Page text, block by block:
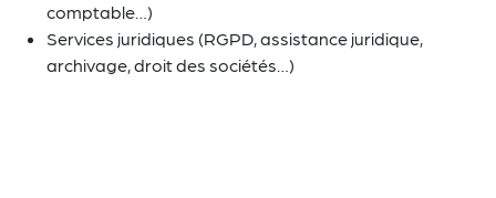
comptable…)
Services juridiques (RGPD, assistance juridique,
archivage, droit des sociétés…)